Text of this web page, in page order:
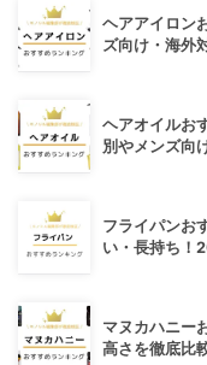
ヘアアイロン
ズ向け・海外
ヘアオイルお
別やメンズ向
フライパンお
い・長持ち！
マヌカハニー
高さを徹底比